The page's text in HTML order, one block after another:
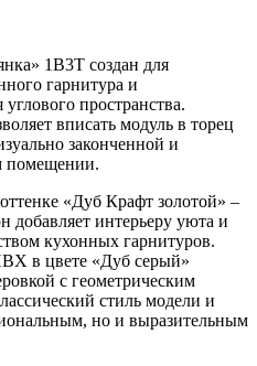
1В3Т создан для
гарнитура и
пространства.
вписать модуль в торец
законченной и
помещении.
«Дуб Крафт золотой» –
добавляет интерьеру уюта и
кухонных гарнитуров.
в цвете «Дуб серый»
с геометрическим
стиль модели и
но и выразительным